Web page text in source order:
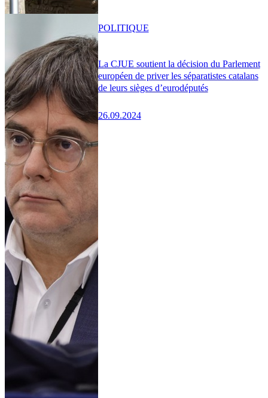
La CJUE soutient la décision du Parlement
européen de priver les séparatistes catalans
de leurs sièges d’eurodéputés
26.09.2024
POLITIQUE